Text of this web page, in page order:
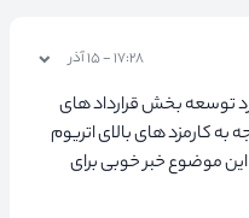
۱۷:۲۸ - ۱۵ آذر
توسعه بخش قرارداد های
کارمزد های بالای اتریوم
موضوع خبر خوبی برای